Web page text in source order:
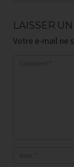
LAISSER
Votre e-mail ne